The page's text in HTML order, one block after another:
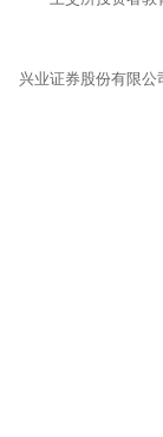
兴业证券股份有限